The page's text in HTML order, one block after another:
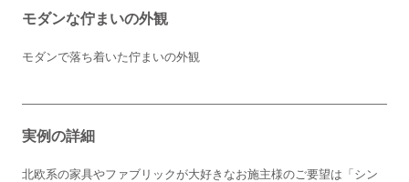
モダンな佇まいの外観
モダンで落ち着いた佇まいの外観
実例の詳細
北欧系の家具やファブリックが大好きなお施主様のご要望は「シン